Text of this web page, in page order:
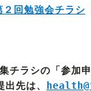
２回勉強会チラシ
チラシの「参加
、